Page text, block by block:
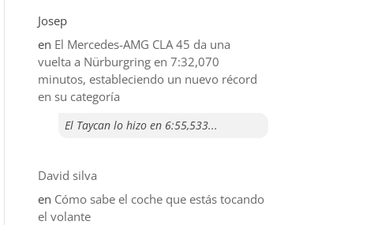
Josep
en El Mercedes-AMG CLA 45 da una
vuelta a Nürburgring en 7:32,070
minutos, estableciendo un nuevo récord
en su categoría
El Taycan lo hizo en 6:55,533...
David silva
en ​Cómo sabe el coche que estás tocando
el volante